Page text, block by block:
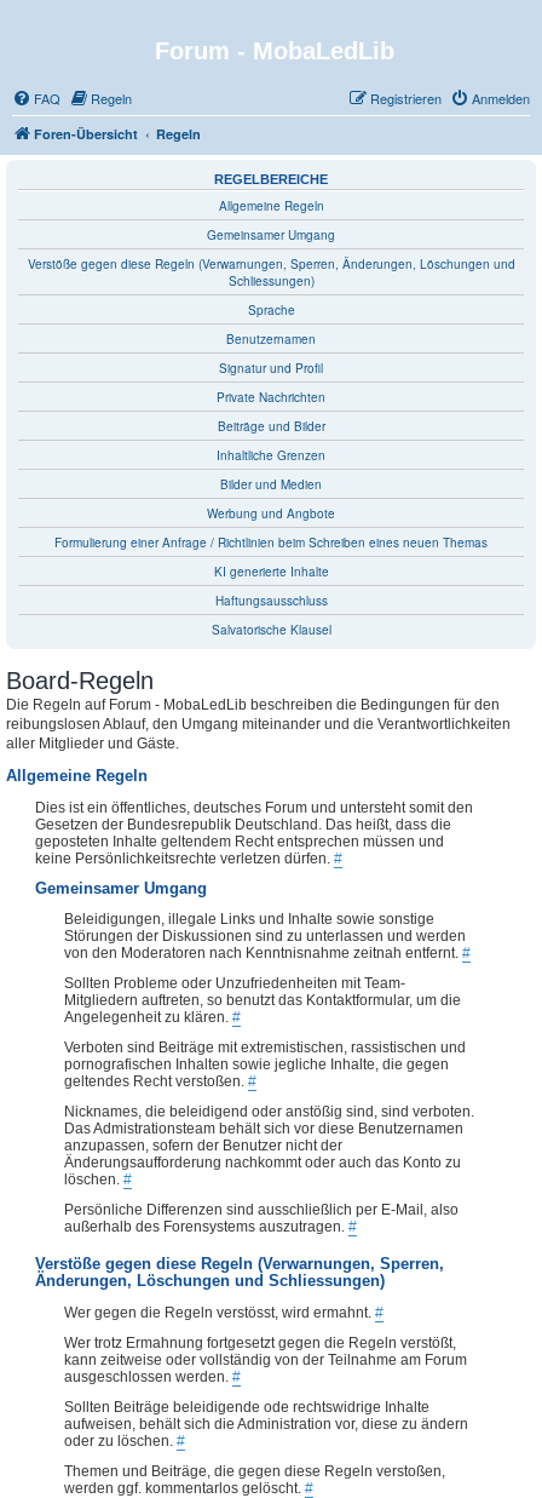
Forum - MobaLedLib
FAQ Regeln Anmelden
Registrieren
Foren-Übersicht Regeln
REGELBEREICHE
Allgemeine Regeln
Gemeinsamer Umgang
Verstöße gegen diese Regeln (Verwarnungen, Sperren, Änderungen, Löschungen und
Schliessungen)
Sprache
Benutzernamen
Signatur und Profil
Private Nachrichten
Beiträge und Bilder
Inhaltliche Grenzen
Bilder und Medien
Werbung und Angbote
Formulierung einer Anfrage / Richtlinien beim Schreiben eines neuen Themas
KI generierte Inhalte
Haftungsausschluss
Salvatorische Klausel
Board-Regeln
Die Regeln auf Forum - MobaLedLib beschreiben die Bedingungen für den
reibungslosen Ablauf, den Umgang miteinander und die Verantwortlichkeiten
aller Mitglieder und Gäste.
Allgemeine Regeln
Dies ist ein öffentliches, deutsches Forum und untersteht somit den
Gesetzen der Bundesrepublik Deutschland. Das heißt, dass die
geposteten Inhalte geltendem Recht entsprechen müssen und
keine Persönlichkeitsrechte verletzen dürfen. #
Gemeinsamer Umgang
Beleidigungen, illegale Links und Inhalte sowie sonstige
Störungen der Diskussionen sind zu unterlassen und werden
von den Moderatoren nach Kenntnisnahme zeitnah entfernt. #
Sollten Probleme oder Unzufriedenheiten mit Team-
Mitgliedern auftreten, so benutzt das Kontaktformular, um die
Angelegenheit zu klären. #
Verboten sind Beiträge mit extremistischen, rassistischen und
pornografischen Inhalten sowie jegliche Inhalte, die gegen
geltendes Recht verstoßen. #
Nicknames, die beleidigend oder anstößig sind, sind verboten.
Das Admistrationsteam behält sich vor diese Benutzernamen
anzupassen, sofern der Benutzer nicht der
Änderungsaufforderung nachkommt oder auch das Konto zu
löschen. #
Persönliche Differenzen sind ausschließlich per E-Mail, also
außerhalb des Forensystems auszutragen. #
Verstöße gegen diese Regeln (Verwarnungen, Sperren,
Änderungen, Löschungen und Schliessungen)
Wer gegen die Regeln verstösst, wird ermahnt. #
Wer trotz Ermahnung fortgesetzt gegen die Regeln verstößt,
kann zeitweise oder vollständig von der Teilnahme am Forum
ausgeschlossen werden. #
Sollten Beiträge beleidigende ode rechtswidrige Inhalte
aufweisen, behält sich die Administration vor, diese zu ändern
oder zu löschen. #
Themen und Beiträge, die gegen diese Regeln verstoßen,
werden ggf. kommentarlos gelöscht. #